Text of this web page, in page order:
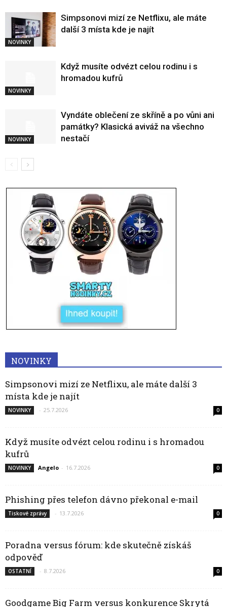
NOVINKY
Simpsonovi mizí ze Netflixu, ale máte
další 3 místa kde je najít
NOVINKY
Když musíte odvézt celou rodinu i s
hromadou kufrů
NOVINKY
Vyndáte oblečení ze skříně a po vůni ani
památky? Klasická aviváž na všechno
nestačí
NOVINKY
Simpsonovi mizí ze Netflixu, ale máte další 3
místa kde je najít
NOVINKY - 25.7.2026 0
Když musíte odvézt celou rodinu i s hromadou
kufrů
NOVINKY Angelo - 16.7.2026 0
Phishing přes telefon dávno překonal e-mail
Tiskové zprávy - 13.7.2026 0
Poradna versus fórum: kde skutečně získáš
odpověď
OSTATNÍ - 8.7.2026 0
Goodgame Big Farm versus konkurence Skrytá